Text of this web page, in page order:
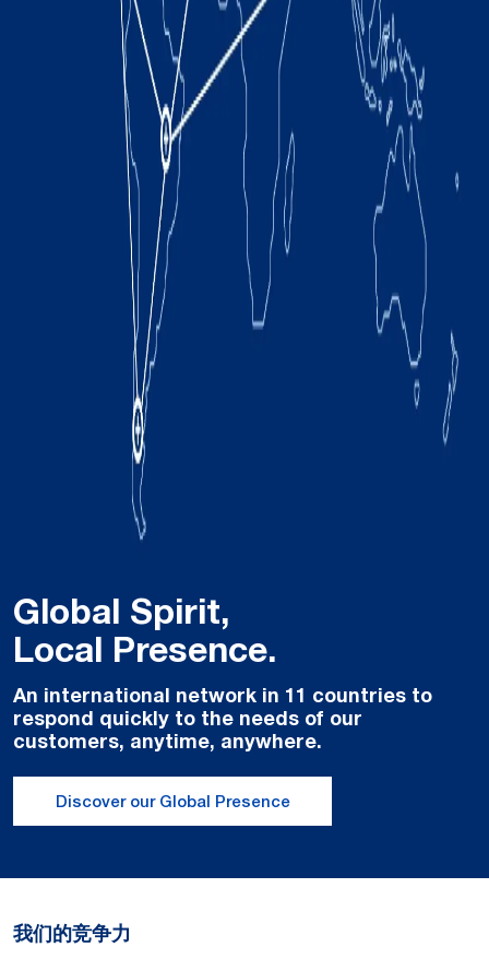
Global Spirit,
Local Presence.
An international network in 11 countries to
respond quickly to the needs of our
customers, anytime, anywhere.
Discover our Global Presence
我们的竞争力